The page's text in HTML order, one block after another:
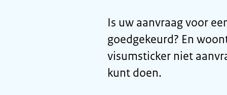
Is uw aanvraag voor
goedgekeurd? En
visumsticker niet
kunt doen.